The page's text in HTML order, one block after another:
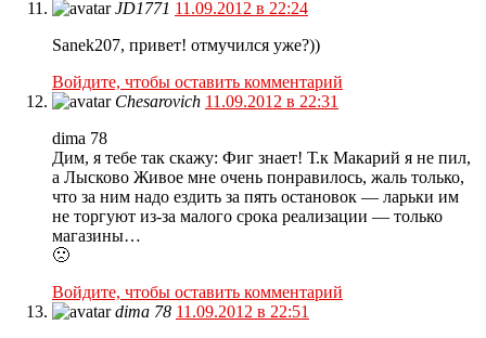
JD1771 11.09.2012 в 22:24
Sanek207, привет! отмучился уже?))
Войдите, чтобы оставить комментарий
Chesarovich 11.09.2012 в 22:31
dima 78
Дим, я тебе так скажу: Фиг знает! Т.к Макарий я не пил,
а Лысково Живое мне очень понравилось, жаль только,
что за ним надо ездить за пять остановок — ларьки им
не торгуют из-за малого срока реализации — только
магазины…
🙁
Войдите, чтобы оставить комментарий
dima 78 11.09.2012 в 22:51